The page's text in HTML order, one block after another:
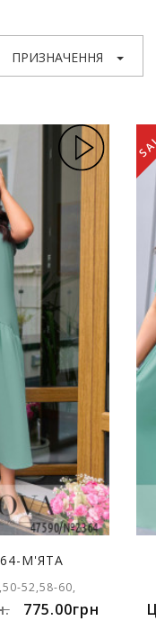
ПРИЗНАЧЕННЯ
М'ЯТА
52,58-60,
775.00грн